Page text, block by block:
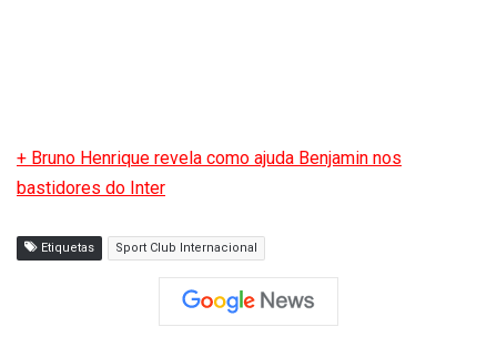
+ Bruno Henrique revela como ajuda Benjamin nos
bastidores do Inter
Etiquetas Sport Club Internacional